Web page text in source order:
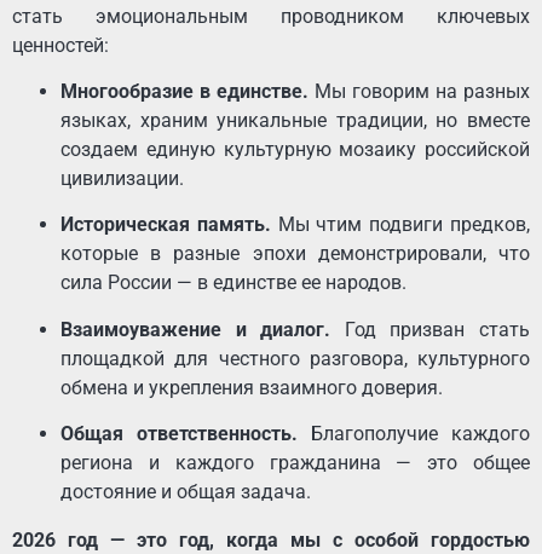
стать эмоциональным проводником ключевых
ценностей:
Многообразие в единстве. Мы говорим на разных
языках, храним уникальные традиции, но вместе
создаем единую культурную мозаику российской
цивилизации.
Историческая память. Мы чтим подвиги предков,
которые в разные эпохи демонстрировали, что
сила России — в единстве ее народов.
Взаимоуважение и диалог. Год призван стать
площадкой для честного разговора, культурного
обмена и укрепления взаимного доверия.
Общая ответственность. Благополучие каждого
региона и каждого гражданина — это общее
достояние и общая задача.
2026 год — это год, когда мы с особой гордостью